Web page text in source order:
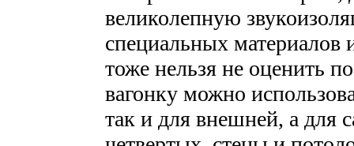
великолепную
специальных материалов
тоже нельзя не оценить
вагонку можно
так и для внешней, а для